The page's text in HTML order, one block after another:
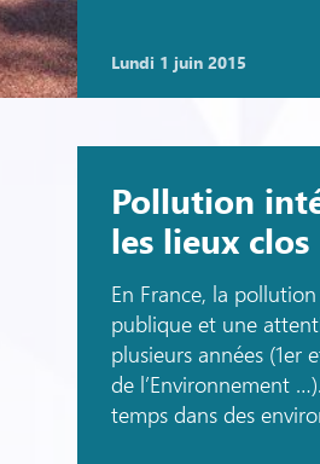
lundi 1 juin 2015
Pollution
les lieux clos
En France, la
publique et une
plusieurs années (1er
de l’Environnement
temps dans des